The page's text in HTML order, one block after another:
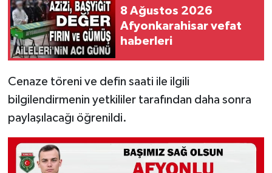
8 Ağustos 2026
Afyonkarahisar vefat
haberleri
Cenaze töreni ve defin saati ile ilgili
bilgilendirmenin yetkililer tarafından daha sonra
paylaşılacağı öğrenildi.